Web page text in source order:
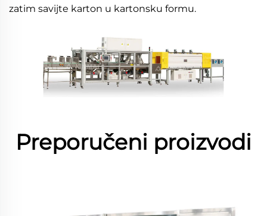
zatim savijte karton u kartonsku formu.
Preporučeni proizvodi